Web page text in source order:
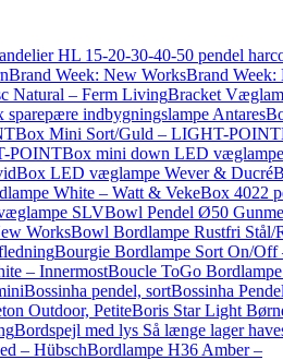
HL 15-20-30-40-50 pendel
Brand Week: New WorksBrand
Natural – Ferm LivingBracket
sparepære indbygningslampe Antares
Box Mini Sort/Guld – LIGHT-POINT
POINTBox mini down LED
Box LED væglampe Wever & Ducré
White – Watt & VekeBox 4022
SLVBowl Pendel Ø50
WorksBowl Bordlampe Rustfri Stål/
Bourgie Bordlampe Sort On/Off
– InnermostBoucle ToGo
Bossinha pendel, sortBossinha
Outdoor, PetiteBoris Star Light
Bordspejl med lys Så længe lager
– HübschBordlampe H36 Amber –